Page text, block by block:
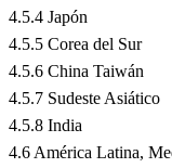
4.5.4 Japón
4.5.5 Corea del Sur
4.5.6 China Taiwán
4.5.7 Sudeste Asiático
4.5.8 India
4.6 América Latina,